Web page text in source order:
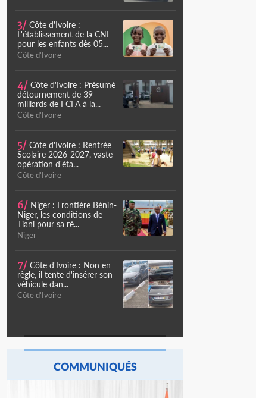
3/ Côte d'Ivoire :
L'établissement de la CNI
pour les enfants dès 05...
Côte d'Ivoire
4/ Côte d'Ivoire : Présumé
détournement de 39
milliards de FCFA à la...
Côte d'Ivoire
5/ Côte d'Ivoire : Rentrée
Scolaire 2026-2027, vaste
opération d'éta...
Côte d'Ivoire
6/ Niger : Frontière Bénin-
Niger, les conditions de
Tiani pour sa ré...
Niger
7/ Côte d'Ivoire : Non en
règle, il tente d'insérer son
véhicule dan...
Côte d'Ivoire
COMMUNIQUÉS